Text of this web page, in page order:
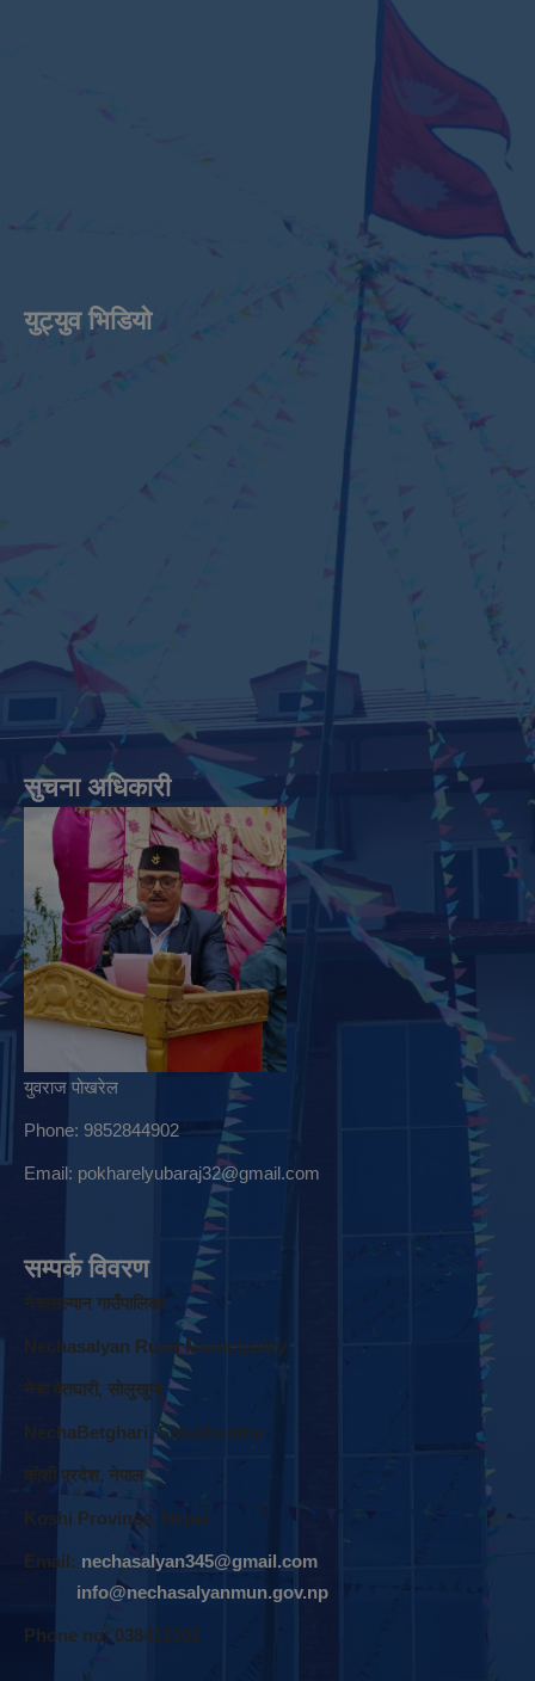
युट्युव भिडियाे
सुचना अधिकारी
युवराज पोखरेल
Phone: 9852844902
Email: pokharelyubaraj32@gmail.com
सम्पर्क विवरण
नेचासल्यान गाउँपालिका
Nechasalyan Rural Municipality
नेचा वेतघारी, साेलुखुम्बु
NechaBetghari, Solukhumbu
काेशी प्रदेश, नेपाल
Koshi Province, Nepal
Email: nechasalyan345@gmail.com
info@nechasalyanmun.gov.np
Phone no: 038412302